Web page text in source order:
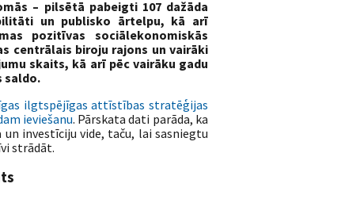
– pilsētā pabeigti 107 dažāda
un publisko ārtelpu, kā arī
pozitīvas sociālekonomiskās
centrālais biroju rajons un vairāki
skaits, kā arī pēc vairāku gadu
saldo.
ilgtspējīgas attīstības stratēģijas
ieviešanu. Pārskata dati parāda, ka
investīciju vide, taču, lai sasniegtu
strādāt.